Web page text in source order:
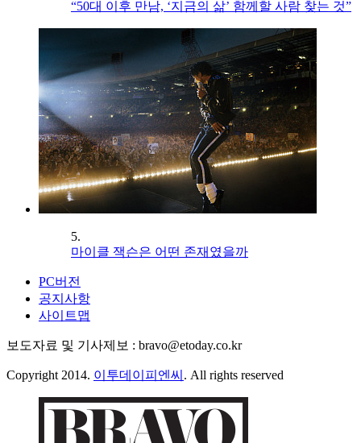
“50대 이후 만남, ‘지금의 삶’ 함께할 사람 찾는 것”
5.
마이클 잭슨은 어떤 존재였을까
PC버전
공지사항
사이트맵
보도자료 및 기사제보 : bravo@etoday.co.kr
Copyright 2014. 이투데이피엔씨 . All rights reserved